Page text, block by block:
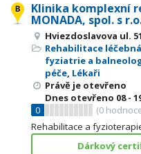
Klinika komplexní
MONADA, spol. s
Hviezdoslavova ul.
Rehabilitace
fyziatrie a
péče, Lékaři
Právě je otevřeno
Dnes otevřeno 08 -
0
(0
Rehabilitace a
Dárkový